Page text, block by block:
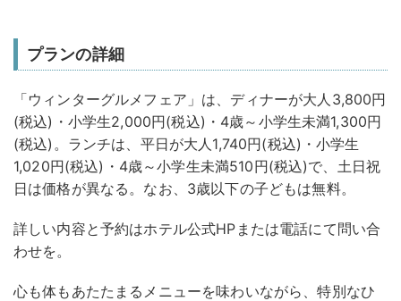
プランの詳細
「ウィンターグルメフェア」は、ディナーが大人3,800円
(税込)・小学生2,000円(税込)・4歳～小学生未満1,300円
(税込)。ランチは、平日が大人1,740円(税込)・小学生
1,020円(税込)・4歳～小学生未満510円(税込)で、土日祝
日は価格が異なる。なお、3歳以下の子どもは無料。
詳しい内容と予約はホテル公式HPまたは電話にて問い合
わせを。
心も体もあたたまるメニューを味わいながら、特別なひ